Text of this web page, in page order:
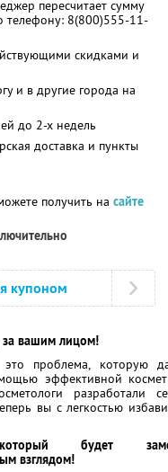
пересчитает сумму
телефону: 8(800)555-11-
скидками и
и в другие города на
до 2-х недель
доставка и пункты
получить на сайте
купоном
вашим лицом!
проблема, которую
эффективной
разработали
вы с легкостью
будет
взглядом!